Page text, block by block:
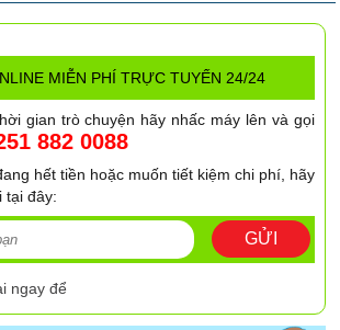
MIỄN PHÍ TRỰC TUYẾN 24/24
gian trò chuyện hãy nhấc máy lên và gọi
882 0088
hết tiền hoặc muốn tiết kiệm chi phí, hãy
tại đây:
GỬI
ngay để